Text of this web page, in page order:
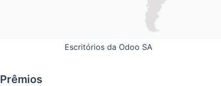
Escritórios da Odoo SA
Prêmios